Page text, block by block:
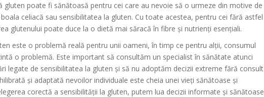
gluten poate fi sănătoasă pentru cei care au nevoie să o urmeze din motive de
celiacă sau sensibilitatea la gluten. Cu toate acestea, pentru cei fără astfel
glutenului poate duce la o dietă mai săracă în fibre și nutrienți esențiali.
este o problemă reală pentru unii oameni, în timp ce pentru alții, consumul
o problemă. Este important să consultăm un specialist în sănătate atunci
legate de sensibilitatea la gluten și să nu adoptăm decizii extreme fără consult
și adaptată nevoilor individuale este cheia unei vieți sănătoase și
corectă a sensibilității la gluten, putem lua decizii informate și sănătoase